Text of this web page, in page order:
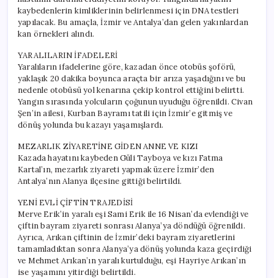
kaybedenlerin kimliklerinin belirlenmesi için DNA testleri
yapılacak. Bu amaçla, İzmir ve Antalya’dan gelen yakınlardan
kan örnekleri alındı.
YARALILARIN İFADELERİ
Yaralıların ifadelerine göre, kazadan önce otobüs şoförü,
yaklaşık 20 dakika boyunca araçta bir arıza yaşadığını ve bu
nedenle otobüsü yol kenarına çekip kontrol ettiğini belirtti.
Yangın sırasında yolcuların çoğunun uyuduğu öğrenildi. Civan
Şen’in ailesi, Kurban Bayramı tatili için İzmir’e gitmiş ve
dönüş yolunda bu kazayı yaşamışlardı.
MEZARLIK ZİYARETİNE GİDEN ANNE VE KIZI
Kazada hayatını kaybeden Güli Tayboya ve kızı Fatma
Kartal’ın, mezarlık ziyareti yapmak üzere İzmir’den
Antalya’nın Alanya ilçesine gittiği belirtildi.
YENİ EVLİ ÇİFTİN TRAJEDİSİ
Merve Erik’in yaralı eşi Sami Erik ile 16 Nisan’da evlendiği ve
çiftin bayram ziyareti sonrası Alanya’ya döndüğü öğrenildi.
Ayrıca, Arıkan çiftinin de İzmir’deki bayram ziyaretlerini
tamamladıktan sonra Alanya’ya dönüş yolunda kaza geçirdiği
ve Mehmet Arıkan’ın yaralı kurtulduğu, eşi Hayriye Arıkan’ın
ise yaşamını yitirdiği belirtildi.